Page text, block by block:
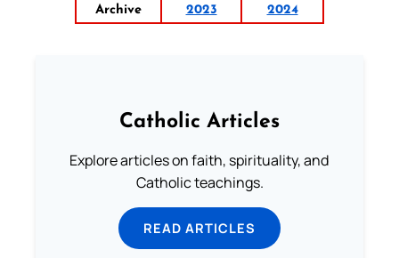
Archive
2023 2024
Catholic Articles
Explore articles on faith, spirituality, and
Catholic teachings.
READ ARTICLES